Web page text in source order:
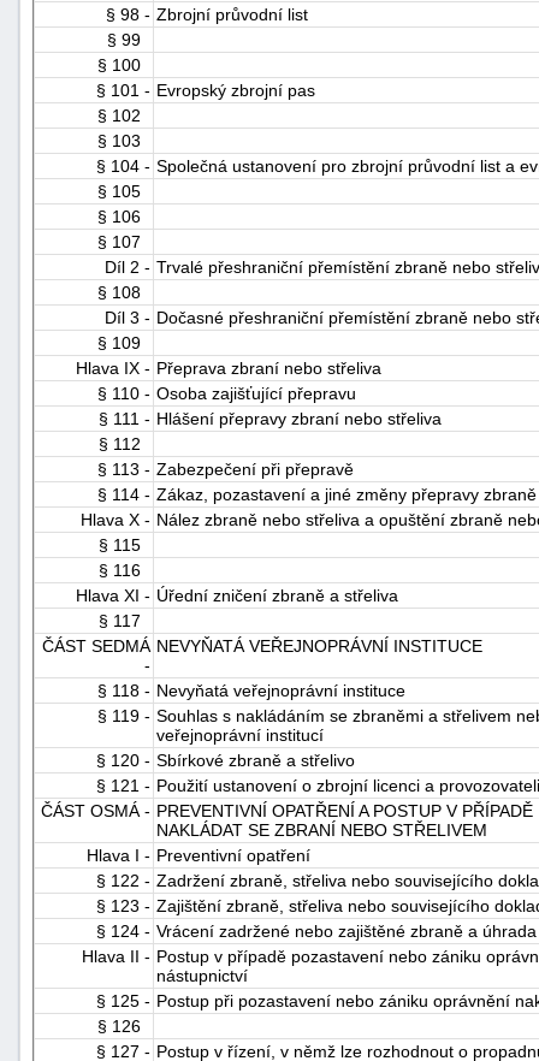
§ 98 - Zbrojní průvodní list
§ 99
§ 100
§ 101 - Evropský zbrojní pas
§ 102
§ 103
§ 104 - Společná ustanovení pro zbrojní průvodní list a
§ 105
§ 106
§ 107
Díl 2 - Trvalé přeshraniční přemístění zbraně nebo
§ 108
Díl 3 - Dočasné přeshraniční přemístění zbraně nebo
§ 109
Hlava IX - Přeprava zbraní nebo střeliva
§ 110 - Osoba zajišťující přepravu
§ 111 - Hlášení přepravy zbraní nebo střeliva
§ 112
§ 113 - Zabezpečení při přepravě
§ 114 - Zákaz, pozastavení a jiné změny přepravy
Hlava X - Nález zbraně nebo střeliva a opuštění zbraně
§ 115
§ 116
Hlava XI - Úřední zničení zbraně a střeliva
§ 117
ČÁST SEDMÁ
-
NEVYŇATÁ VEŘEJNOPRÁVNÍ INSTITUCE
§ 118 - Nevyňatá veřejnoprávní instituce
§ 119 - Souhlas s nakládáním se zbraněmi a střelivem
veřejnoprávní institucí
§ 120 - Sbírkové zbraně a střelivo
§ 121 - Použití ustanovení o zbrojní licenci a
ČÁST OSMÁ - PREVENTIVNÍ OPATŘENÍ A POSTUP V
NAKLÁDAT SE ZBRANÍ NEBO STŘELIVEM
Hlava I - Preventivní opatření
§ 122 - Zadržení zbraně, střeliva nebo souvisejícího
§ 123 - Zajištění zbraně, střeliva nebo souvisejícího
§ 124 - Vrácení zadržené nebo zajištěné zbraně a
Hlava II - Postup v případě pozastavení nebo zániku
nástupnictví
§ 125 - Postup při pozastavení nebo zániku oprávnění
§ 126
§ 127 - Postup v řízení, v němž lze rozhodnout o